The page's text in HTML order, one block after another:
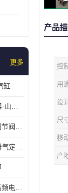
更多
缸
锅炉辅机-分水器集水器-山东龙源供热设备
自力式温控阀 电动调调节阀温控阀-济南张夏水暖设备
山东水龙王集团-真空排气定压机组
空调供热系统-DN150高频电子水除垢仪
产品
控
用
设
尺
移
产